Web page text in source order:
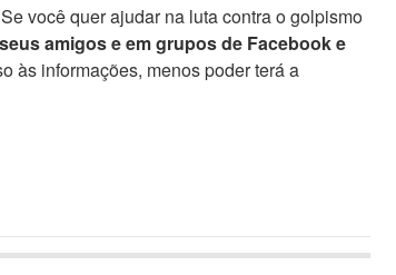
você quer ajudar na luta contra o golpismo
amigos e em grupos de Facebook e
às informações, menos poder terá a